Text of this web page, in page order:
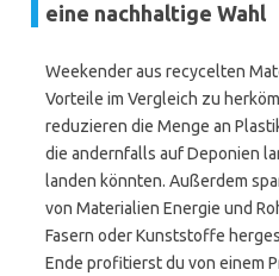
eine nachhaltige Wahl
Weekender aus recycelten
Vorteile im Vergleich zu
reduzieren die Menge an
die andernfalls auf Deponien
landen könnten. Außerdem
von Materialien Energie und
Fasern oder Kunststoffe
Ende profitierst du von einem